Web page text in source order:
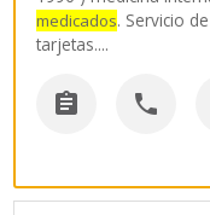
medicados. Servicio
tarjetas....
 